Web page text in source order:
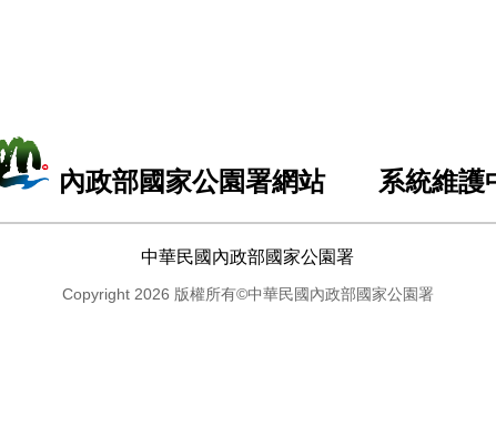
內政部國家公園署網站 系統維護
中華民國內政部國家公園署
Copyright 2026 版權所有©中華民國內政部國家公園署